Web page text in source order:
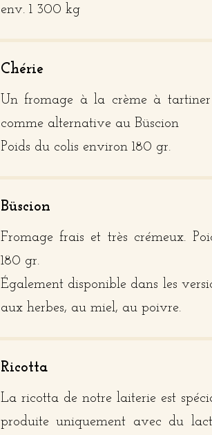
env. 1 300 kg
Chérie
Un fromage à la crème à
comme alternative au Büscion
Poids du colis environ 180 gr.
Büscion
Fromage frais et très crémeux.
180 gr.
Également disponible dans les
aux herbes, au miel, au poivre.
Ricotta
La ricotta de notre laiterie est
produite uniquement avec du